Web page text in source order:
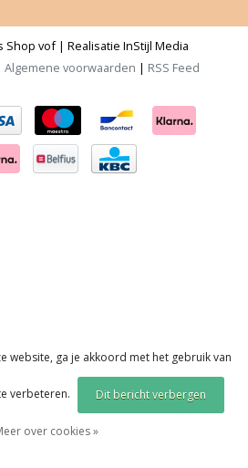
Shop vof | Realisatie InStijl Media
Algemene voorwaarden | RSS Feed
website, ga je akkoord met het gebruik van
verbeteren. Dit bericht verbergen
over cookies »